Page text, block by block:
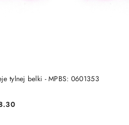
tylnej belki - MPBS: 0601353
DO KOSZYKA